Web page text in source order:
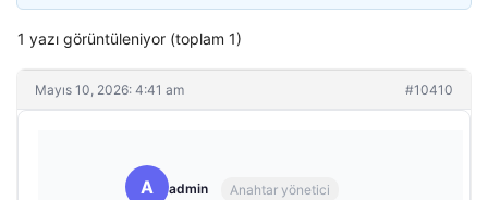
1 yazı görüntüleniyor (toplam 1)
Mayıs 10, 2026: 4:41 am #10410
A admin Anahtar yönetici